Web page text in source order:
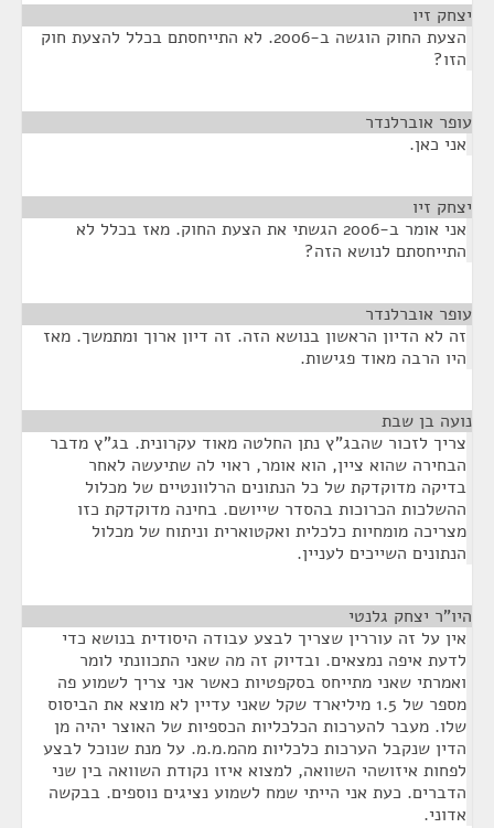
יצחק זיו
הצעת החוק הוגשה ב-2006. לא התייחסתם בכלל להצעת חוק
הזו?
עופר אוברלנדר
אני כאן.
יצחק זיו
אני אומר ב-2006 הגשתי את הצעת החוק. מאז בכלל לא
התייחסתם לנושא הזה?
עופר אוברלנדר
זה לא הדיון הראשון בנושא הזה. זה דיון ארוך ומתמשך. מאז
היו הרבה מאוד פגישות.
נועה בן שבת
צריך לזכור שהבג"ץ נתן החלטה מאוד עקרונית. בג"ץ מדבר
הבחירה שהוא ציין, הוא אומר, ראוי לה שתיעשה לאחר
בדיקה מדוקדקת של כל הנתונים הרלוונטיים של מכלול
ההשלכות הכרוכות בהסדר שייושם. בחינה מדוקדקת כזו
מצריכה מומחיות כלכלית ואקטוארית וניתוח של מכלול
הנתונים השייכים לעניין.
היו"ר יצחק גלנטי
אין על זה עוררין שצריך לבצע עבודה היסודית בנושא כדי
לדעת איפה נמצאים. ובדיוק זה מה שאני התכוונתי לומר
ואמרתי שאני מתייחס בסקפטיות כאשר אני צריך לשמוע פה
מספר של 1.5 מיליארד שקל שאני עדיין לא מוצא את הביסוס
שלו. מעבר להערכות הכלכליות הכספיות של האוצר יהיה מן
הדין שנקבל הערכות כלכליות מהמ.מ.מ. על מנת שנוכל לבצע
לפחות איזושהי השוואה, למצוא איזו נקודת השוואה בין שני
הדברים. כעת אני הייתי שמח לשמוע נציגים נוספים. בבקשה
אדוני.